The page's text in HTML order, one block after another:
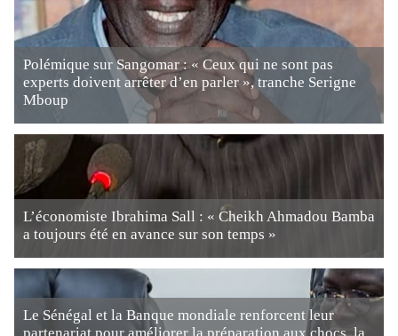
Polémique sur Sangomar : « Ceux qui ne sont pas
experts doivent arrêter d’en parler », tranche Serigne
Mboup
L’économiste Ibrahima Sall : « Cheikh Ahmadou Bamba
a toujours été en avance sur son temps »
Le Sénégal et la Banque mondiale renforcent leur